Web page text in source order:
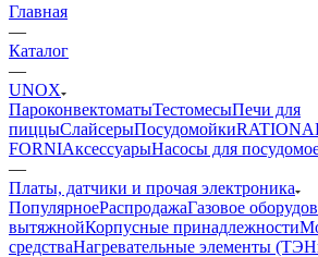
Главная
—
Каталог
—
UNOX
ПароконвектоматыТестомесыПечи для
пиццыСлайсерыПосудомойки
FORNIАксессуарыНасосы для
—
Платы, датчики и прочая электроника
ПопулярноеРаспродажаГазовое
вытяжнойКорпусные принадлежности
средстваНагревательные элементы